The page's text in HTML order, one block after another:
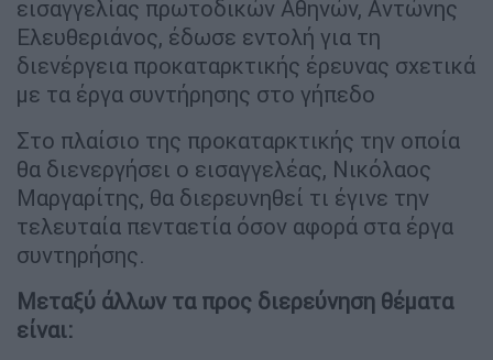
εισαγγελίας πρωτοδικών Αθηνών, Αντώνης
Ελευθεριάνος, έδωσε εντολή για τη
διενέργεια προκαταρκτικής έρευνας σχετικά
με τα έργα συντήρησης στο γήπεδο
Στο πλαίσιο της προκαταρκτικής την οποία
θα διενεργήσει ο εισαγγελέας, Νικόλαος
Μαργαρίτης, θα διερευνηθεί τι έγινε την
τελευταία πενταετία όσον αφορά στα έργα
συντηρήσης.
Μεταξύ άλλων τα προς διερεύνηση θέματα
είναι: